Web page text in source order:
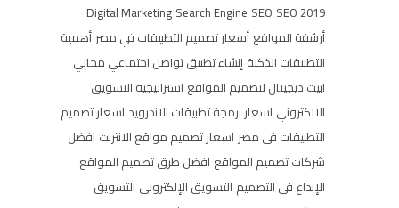
Digital Marketing Search Engine SEO SEO 2019
أرشفة المواقع أسعار تصميم التطبيقات في مصر أهمية
التطبيقات الذكية إنشاء تطبيق تواصل اجتماعي مجاني
ابيت ديجيتال لتصميم المواقع استراتيجية التسويق
الالكتروني اسعار برمجة تطبيقات الاندرويد اسعار تصميم
التطبيقات فى مصر اسعار تصميم مواقع الانترنت افضل
شركات تصميم المواقع افضل طرق تصميم المواقع
الإبداع في التصميم التسويق الإلكتروني التسويق